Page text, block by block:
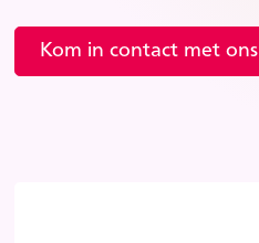
Kom in contact met ons